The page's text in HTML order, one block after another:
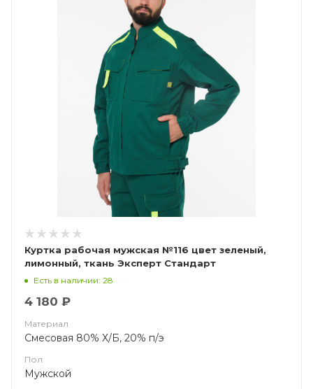
Куртка рабочая мужская №116 цвет зеленый,
лимонный, ткань Эксперт Стандарт
Есть в наличии: 28
4 180 ₽
Материал
Смесовая 80% Х/Б, 20% п/э
Пол
Мужской